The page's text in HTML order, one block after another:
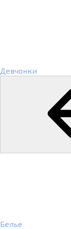
Девчонки
Белье